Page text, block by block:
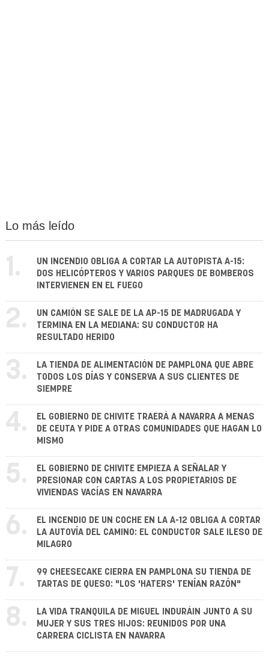
Lo más leído
1.
UN INCENDIO OBLIGA A CORTAR LA AUTOPISTA A-15:
DOS HELICÓPTEROS Y VARIOS PARQUES DE BOMBEROS
INTERVIENEN EN EL FUEGO
2.
UN CAMIÓN SE SALE DE LA AP-15 DE MADRUGADA Y
TERMINA EN LA MEDIANA: SU CONDUCTOR HA
RESULTADO HERIDO
3.
LA TIENDA DE ALIMENTACIÓN DE PAMPLONA QUE ABRE
TODOS LOS DÍAS Y CONSERVA A SUS CLIENTES DE
SIEMPRE
4.
EL GOBIERNO DE CHIVITE TRAERÁ A NAVARRA A MENAS
DE CEUTA Y PIDE A OTRAS COMUNIDADES QUE HAGAN LO
MISMO
5.
EL GOBIERNO DE CHIVITE EMPIEZA A SEÑALAR Y
PRESIONAR CON CARTAS A LOS PROPIETARIOS DE
VIVIENDAS VACÍAS EN NAVARRA
6.
EL INCENDIO DE UN COCHE EN LA A-12 OBLIGA A CORTAR
LA AUTOVÍA DEL CAMINO: EL CONDUCTOR SALE ILESO DE
MILAGRO
7.
99 CHEESECAKE CIERRA EN PAMPLONA SU TIENDA DE
TARTAS DE QUESO: "LOS 'HATERS' TENÍAN RAZÓN"
8.
LA VIDA TRANQUILA DE MIGUEL INDURÁIN JUNTO A SU
MUJER Y SUS TRES HIJOS: REUNIDOS POR UNA
CARRERA CICLISTA EN NAVARRA